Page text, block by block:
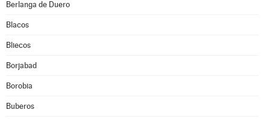
Berlanga de Duero
Blacos
Bliecos
Borjabad
Borobia
Buberos